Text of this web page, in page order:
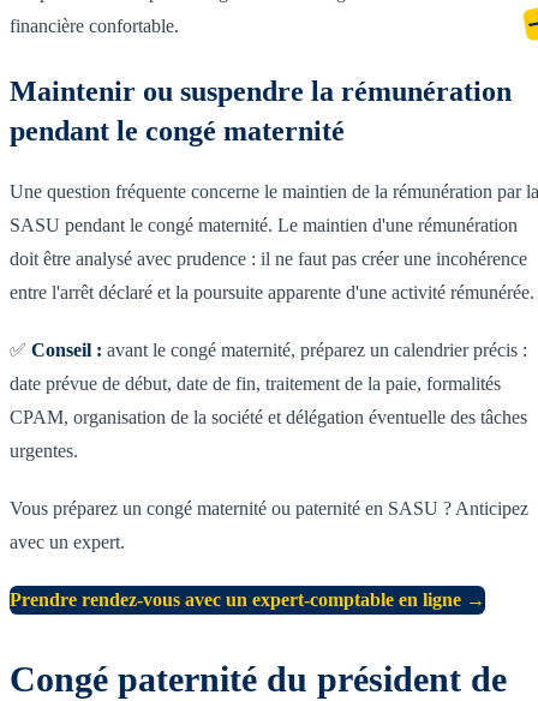
financière confortable.
Maintenir ou suspendre la rémunération
pendant le congé maternité
Une question fréquente concerne le maintien de la rémunération par la
SASU pendant le congé maternité. Le maintien d'une rémunération
doit être analysé avec prudence : il ne faut pas créer une incohérence
entre l'arrêt déclaré et la poursuite apparente d'une activité rémunérée.
✅ Conseil : avant le congé maternité, préparez un calendrier précis :
date prévue de début, date de fin, traitement de la paie, formalités
CPAM, organisation de la société et délégation éventuelle des tâches
urgentes.
Vous préparez un congé maternité ou paternité en SASU ? Anticipez
avec un expert.
Prendre rendez-vous avec un expert-comptable en ligne →
Congé paternité du président de